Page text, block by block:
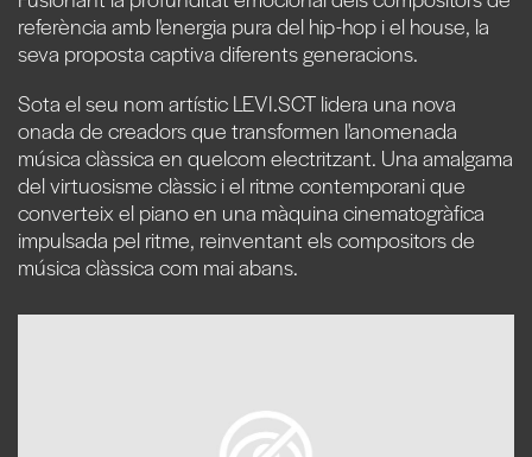
referència amb l'energia pura del hip-hop i el house, la
seva proposta captiva diferents generacions.
Sota el seu nom artístic LEVI.SCT lidera una nova
onada de creadors que transformen l'anomenada
música clàssica en quelcom electritzant. Una amalgama
del virtuosisme clàssic i el ritme contemporani que
converteix el piano en una màquina cinematogràfica
impulsada pel ritme, reinventant els compositors de
música clàssica com mai abans.